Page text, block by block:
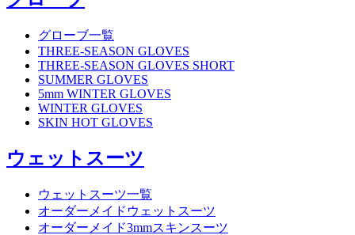
グローブ一覧
THREE-SEASON GLOVES
THREE-SEASON GLOVES SHORT
SUMMER GLOVES
5mm WINTER GLOVES
WINTER GLOVES
SKIN HOT GLOVES
ウェットスーツ
ウェットスーツ一覧
オーダーメイドウェットスーツ
オーダーメイド3mmスキンスーツ